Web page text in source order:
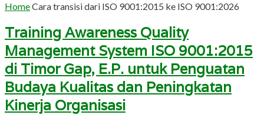
HomeCara transisi dari ISO 9001:2015 ke ISO 9001:2026
Training Awareness Quality
Management System ISO 9001:2015
di Timor Gap, E.P. untuk Penguatan
Budaya Kualitas dan Peningkatan
Kinerja Organisasi